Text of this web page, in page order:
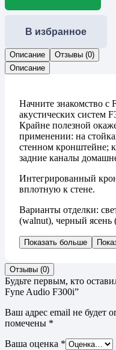
В избранное
Описание
Отзывы (0)
Описание
Начните знакомство с
акустических систем
Крайне полезной
применении: на
стенном кронштейне;
задние каналы
Интегрированный
вплотную к стене.
Варианты отделки:
(walnut), черный ясень
Показать больше
Отзывы (0)
Будьте первым, кто
Fyne Audio F300i”
Ваш адрес email не будет
помечены *
Ваша оценка *